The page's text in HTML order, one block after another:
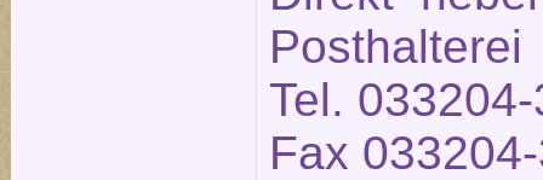
Posthalterei
Tel.
Fax